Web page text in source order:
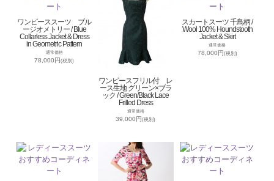
ワンピーススーツ ブル
ージオメトリー / Blue
Collarless Jacket & Dress
in Geometric Pattern
通常価格
78,000円(税別)
ワンピースフリル付 レ
ース生地 グリーン×ブラ
ック / Green/Black Lace
Frilled Dress
通常価格
39,000円(税別)
スカートスーツ 千鳥柄 /
Wool 100% Houndstooth
Jacket & Skirt
通常価格
78,000円(税別)